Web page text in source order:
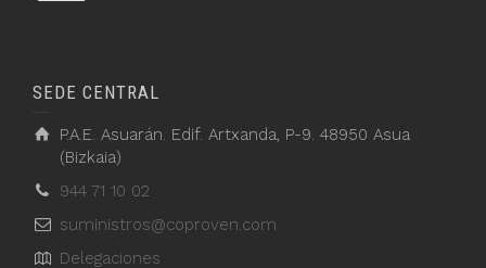
SEDE CENTRAL
P.A.E. Asuarán. Edif. Artxanda, P-9. 48950 Asua
(Bizkaia)
944 71 10 02
suministros@coproven.com
Delegaciones